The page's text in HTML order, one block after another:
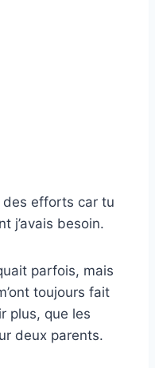
des efforts car tu
j’avais besoin.
parfois, mais
toujours fait
plus, que les
deux parents.